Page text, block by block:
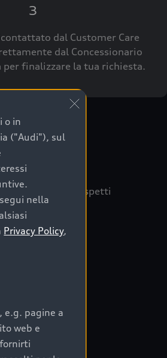
3
dal Customer Care
dal Concessionario
per finalizzare la tua richiesta.
considerare aspetti
o in
("Audi"), sul
nella
Privacy Policy,
e.g. pagine a
web e